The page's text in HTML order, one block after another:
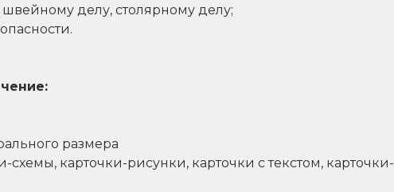
делу, столярному делу;
размера
схемы, карточки-рисунки, карточки с текстом, карточки-